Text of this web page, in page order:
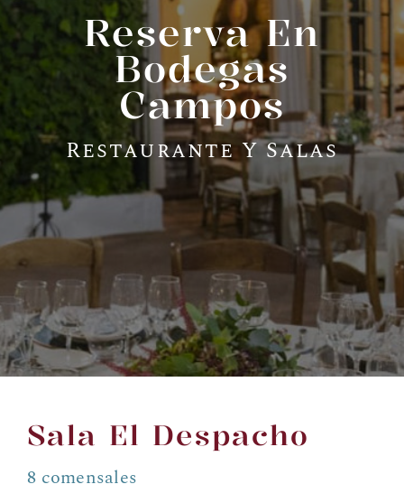
Tienda
Pide presupuesto
Reserva En
Bodegas
Campos
Restaurante Y Salas
Sala El Despacho
8 comensales